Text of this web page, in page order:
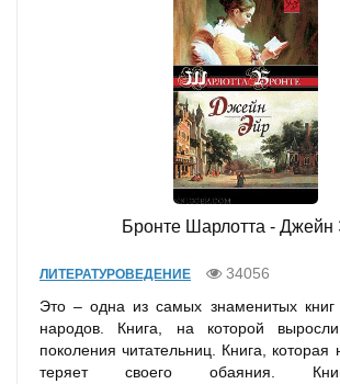
Бронте Шарлотта - Джейн
ЛИТЕРАТУРОВЕДЕНИЕ
34056
Это – одна из самых знаменитых
народов. Книга, на которой
поколения читательниц. Книга, которая
теряет своего обаяния.